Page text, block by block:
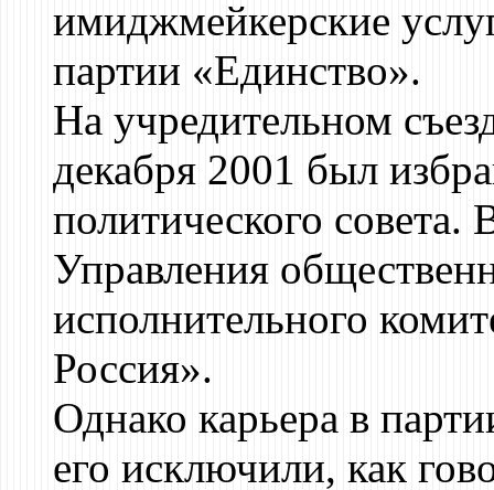
имиджмейкерские
партии «Единство».
На учредительном
декабря 2001 был
политического совета.
Управления
исполнительного
Россия».
Однако карьера в
его исключили, как